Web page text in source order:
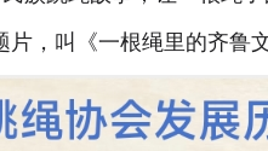
片，叫《一根绳里的齐鲁